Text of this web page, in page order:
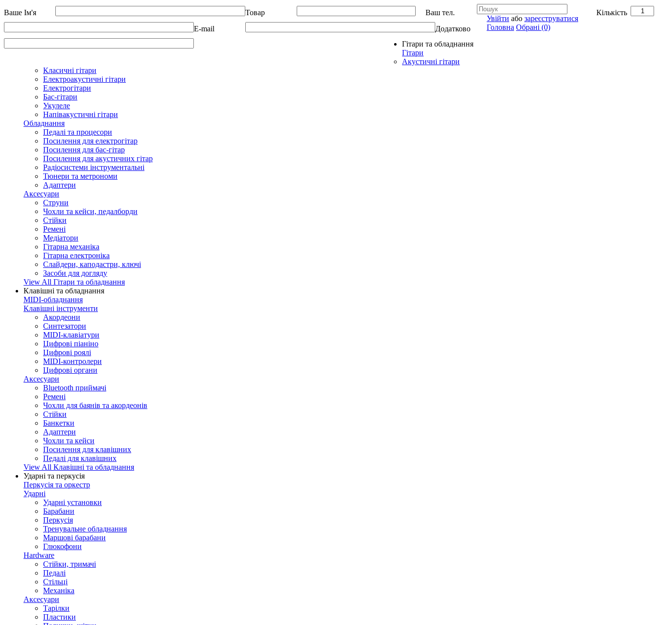
Ваше Ім'я Товар Кількість
Ваш тел.
E-mail
Додатково
Allegro - Music: Музичні інструменти в Україні
Увійти або зареєструватися
Головна Обрані (0)
Гітари та обладнання
Гітари
Акустичні гітари
Класичні гітари
Електроакустичні гітари
Електрогітари
Бас-гітари
Укулеле
Напівакустичні гітари
Обладнання
Педалі та процесори
Посилення для електрогітар
Посилення для бас-гітар
Посилення для акустичних гітар
Радіосистеми інструментальні
Тюнери та метрономи
Адаптери
Аксесуари
Струни
Чохли та кейси, педалборди
Стійки
Ремені
Медіатори
Гітарна механіка
Гітарна електроніка
Слайдери, каподастри, ключі
Засоби для догляду
View All Гітари та обладнання
Клавішні та обладнання
MIDI-обладнання
Клавішні інструменти
Акордеони
Синтезатори
MIDI-клавіатури
Цифрові піаніно
Цифрові роялі
MIDI-контролери
Цифрові органи
Аксесуари
Bluetooth приймачі
Ремені
Чохли для баянів та акордеонів
Стійки
Банкетки
Адаптери
Чохли та кейси
Посилення для клавішних
Педалі для клавішних
View All Клавішні та обладнання
Ударні та перкусія
Перкусія та оркестр
Ударні
Ударні установки
Барабани
Перкусія
Тренувальне обладнання
Маршові барабани
Глюкофони
Hardware
Стійки, тримачі
Педалі
Стільці
Механіка
Аксесуари
Тарілки
Пластики